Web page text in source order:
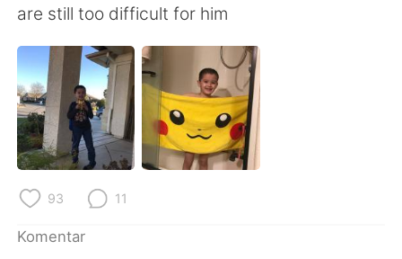
Português
are still too difficult for him
93 11
Komentar